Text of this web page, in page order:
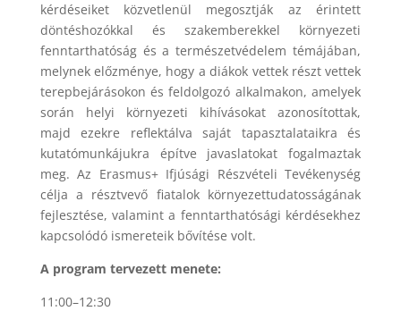
kérdéseiket közvetlenül megosztják az érintett
döntéshozókkal és szakemberekkel környezeti
fenntarthatóság és a természetvédelem témájában,
melynek előzménye, hogy a diákok vettek részt vettek
terepbejárásokon és feldolgozó alkalmakon, amelyek
során helyi környezeti kihívásokat azonosítottak,
majd ezekre reflektálva saját tapasztalataikra és
kutatómunkájukra építve javaslatokat fogalmaztak
meg. Az Erasmus+ Ifjúsági Részvételi Tevékenység
célja a résztvevő fiatalok környezettudatosságának
fejlesztése, valamint a fenntarthatósági kérdésekhez
kapcsolódó ismereteik bővítése volt.
A program tervezett menete:
11:00–12:30